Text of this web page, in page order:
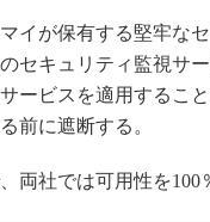
イが保有する堅牢な
セキュリティ監視サ
ービスを適用するこ
前に遮断する。
両社では可用性を100